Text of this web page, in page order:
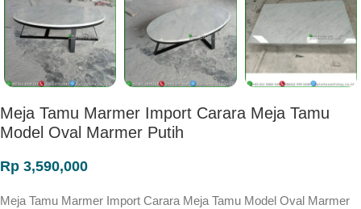
Meja Tamu Marmer Import Carara Meja Tamu
Model Oval Marmer Putih
Rp 3,590,000
Meja Tamu Marmer Import Carara Meja Tamu Model Oval Marmer